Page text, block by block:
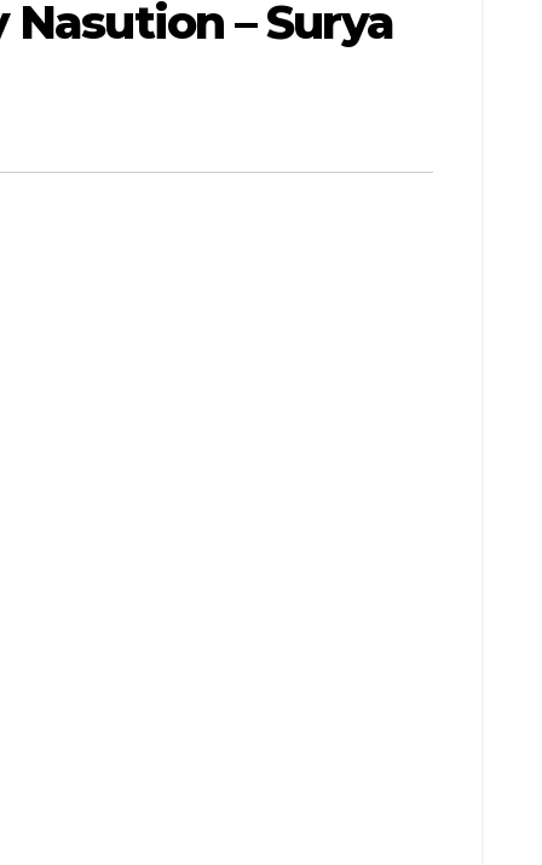
– Surya